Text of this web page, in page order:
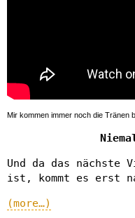
Mir kommen immer noch die Tränen
Und da das nächste
ist, kommt es erst
(more…)